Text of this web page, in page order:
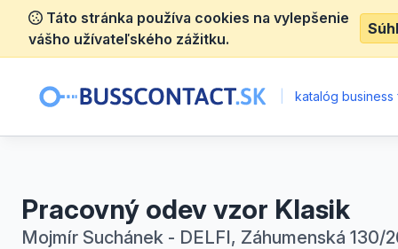
Táto stránka používa cookies na vylepšenie
vášho užívateľského zážitku.
katalóg business
Pracovný odev vzor Klasik
Mojmír Suchánek - DELFI, Záhumenská 130/